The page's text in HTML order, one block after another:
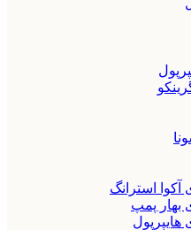
استرانگ
پمپ